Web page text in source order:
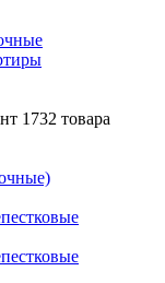
1732 товара